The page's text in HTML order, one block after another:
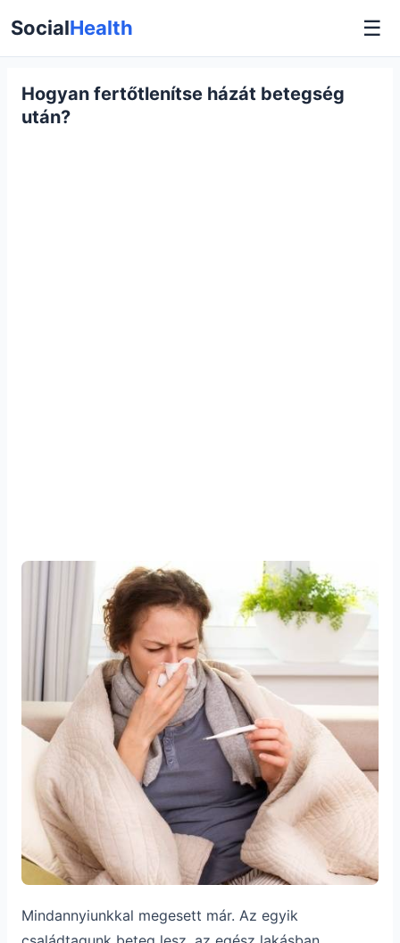
SocialHealth ☰
Hogyan fertőtlenítse házát betegség
után?
Mindannyiunkkal megesett már. Az egyik